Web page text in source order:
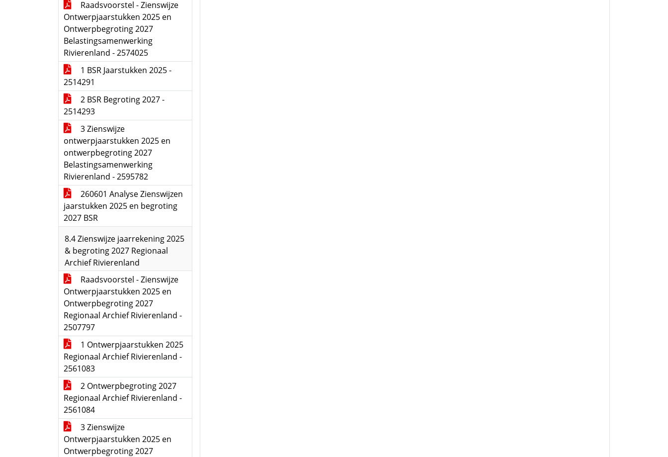
Raadsvoorstel - Zienswijze
Ontwerpjaarstukken 2025 en
Ontwerpbegroting 2027
Belastingsamenwerking
Rivierenland - 2574025
1 BSR Jaarstukken 2025 -
2514291
2 BSR Begroting 2027 -
2514293
3 Zienswijze
ontwerpjaarstukken 2025 en
ontwerpbegroting 2027
Belastingsamenwerking
Rivierenland - 2595782
260601 Analyse Zienswijzen
jaarstukken 2025 en begroting
2027 BSR
8.4 Zienswijze jaarrekening 2025
& begroting 2027 Regionaal
Archief Rivierenland
Raadsvoorstel - Zienswijze
Ontwerpjaarstukken 2025 en
Ontwerpbegroting 2027
Regionaal Archief Rivierenland -
2507797
1 Ontwerpjaarstukken 2025
Regionaal Archief Rivierenland -
2561083
2 Ontwerpbegroting 2027
Regionaal Archief Rivierenland -
2561084
3 Zienswijze
Ontwerpjaarstukken 2025 en
Ontwerpbegroting 2027